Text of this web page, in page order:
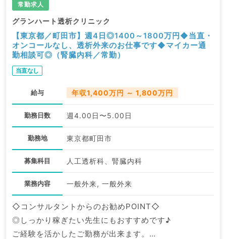
常勤求人
グランハート透析クリニック
【東京都／町田市】週4日◎1400～1800万円◆当直・
オンコールなし、透析外来のお仕事です◆マイカー通
勤相談可◎（腎臓内科／常勤）
当直なし
給与 年収1,400万円 ～ 1,800万円
勤務日数 週4.00日〜5.00日
勤務地 東京都町田市
募集科目 人工透析科、腎臓内科
業務内容 一般外来, 一般外来
◇コンサルタントからのお勧めPOINT◇
◎しっかり稼ぎたい先生にもおすすめです♪
ご経験を活かしたご勤務が出来ます。